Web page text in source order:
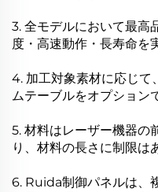
3. 全モデルにおいて最高
度・高速動作・長寿命を
4. 加工対象素材に応じて
ムテーブルをオプション
5. 材料はレーザー機器の
り、材料の長さに制限は
6. Ruida制御パネルは、